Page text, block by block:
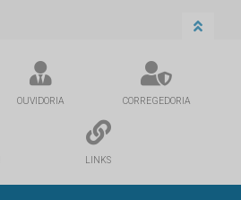
OUVIDORIA CORREGEDORIA
LINKS